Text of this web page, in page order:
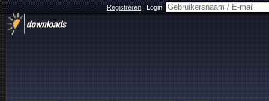
Registreren|Login: